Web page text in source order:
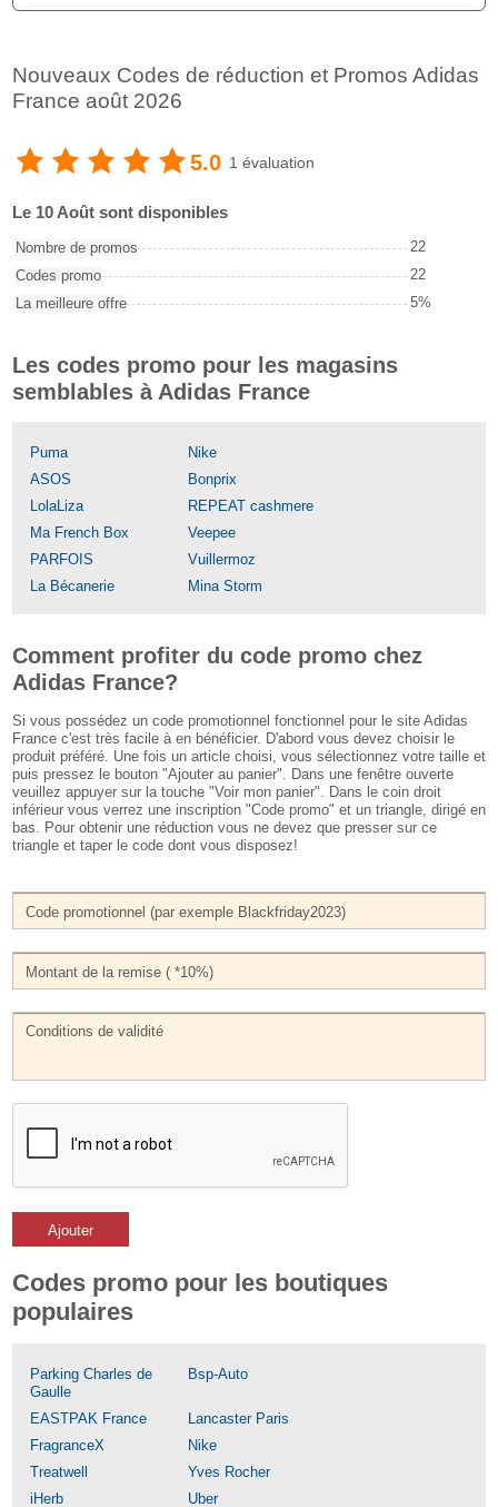
Nouveaux Codes de réduction et Promos Adidas
France août 2026
5.0 1 évaluation
Le 10 Août sont disponibles
Nombre de promos
22
Codes promo
22
La meilleure offre
5%
Les codes promo pour les magasins
semblables à Adidas France
Puma
Nike
ASOS
Bonprix
LolaLiza
REPEAT cashmere
Ma French Box
Veepee
PARFOIS
Vuillermoz
La Bécanerie
Mina Storm
Comment profiter du code promo chez
Adidas France?
Si vous possédez un code promotionnel fonctionnel pour le site Adidas
France c'est très facile à en bénéficier. D'abord vous devez choisir le
produit préféré. Une fois un article choisi, vous sélectionnez votre taille et
puis pressez le bouton "Ajouter au panier". Dans une fenêtre ouverte
veuillez appuyer sur la touche "Voir mon panier". Dans le coin droit
inférieur vous verrez une inscription "Code promo" et un triangle, dirigé en
bas. Pour obtenir une réduction vous ne devez que presser sur ce
triangle et taper le code dont vous disposez!
Ajouter
Codes promo pour les boutiques
populaires
Parking Charles de
Gaulle
Bsp-Auto
EASTPAK France
Lancaster Paris
FragranceX
Nike
Treatwell
Yves Rocher
iHerb
Uber